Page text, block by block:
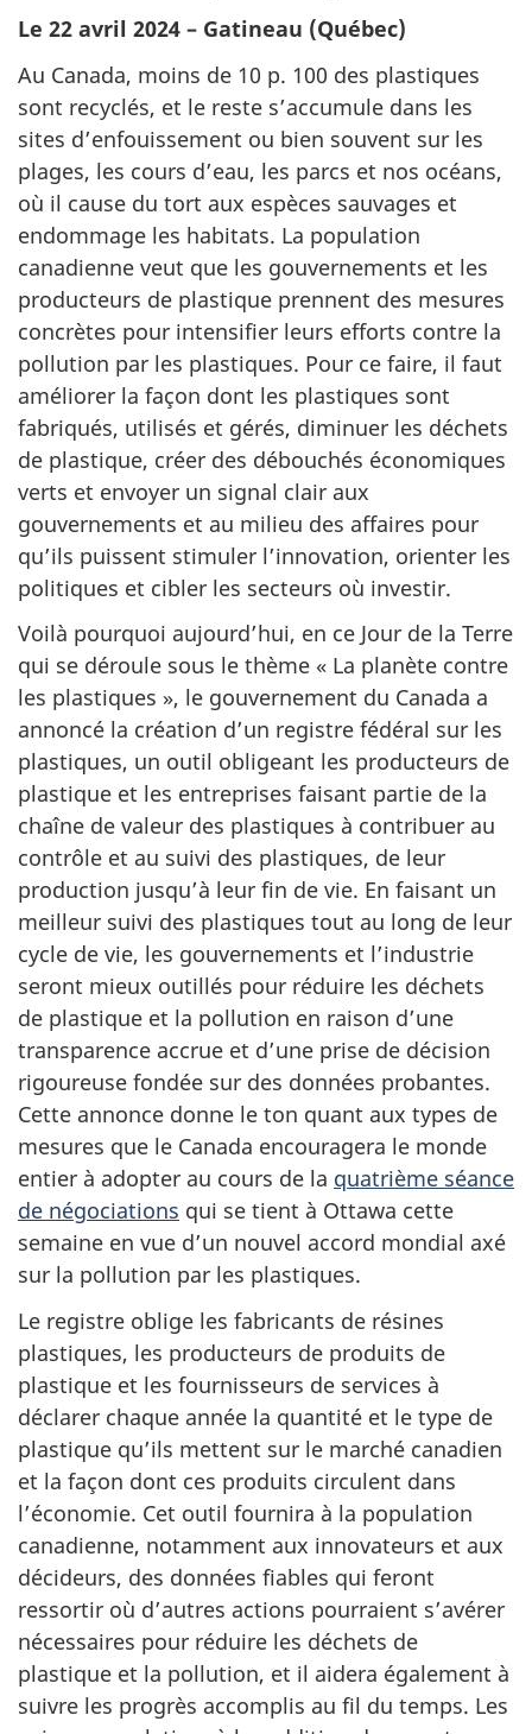
Le 22 avril 2024 – Gatineau (Québec)
Au Canada, moins de 10 p. 100 des plastiques
sont recyclés, et le reste s’accumule dans les
sites d’enfouissement ou bien souvent sur les
plages, les cours d’eau, les parcs et nos océans,
où il cause du tort aux espèces sauvages et
endommage les habitats. La population
canadienne veut que les gouvernements et les
producteurs de plastique prennent des mesures
concrètes pour intensifier leurs efforts contre la
pollution par les plastiques. Pour ce faire, il faut
améliorer la façon dont les plastiques sont
fabriqués, utilisés et gérés, diminuer les déchets
de plastique, créer des débouchés économiques
verts et envoyer un signal clair aux
gouvernements et au milieu des affaires pour
qu’ils puissent stimuler l’innovation, orienter les
politiques et cibler les secteurs où investir.
Voilà pourquoi aujourd’hui, en ce Jour de la Terre
qui se déroule sous le thème « La planète contre
les plastiques », le gouvernement du Canada a
annoncé la création d’un registre fédéral sur les
plastiques, un outil obligeant les producteurs de
plastique et les entreprises faisant partie de la
chaîne de valeur des plastiques à contribuer au
contrôle et au suivi des plastiques, de leur
production jusqu’à leur fin de vie. En faisant un
meilleur suivi des plastiques tout au long de leur
cycle de vie, les gouvernements et l’industrie
seront mieux outillés pour réduire les déchets
de plastique et la pollution en raison d’une
transparence accrue et d’une prise de décision
rigoureuse fondée sur des données probantes.
Cette annonce donne le ton quant aux types de
mesures que le Canada encouragera le monde
entier à adopter au cours de la quatrième séance
de négociations qui se tient à Ottawa cette
semaine en vue d’un nouvel accord mondial axé
sur la pollution par les plastiques.
Le registre oblige les fabricants de résines
plastiques, les producteurs de produits de
plastique et les fournisseurs de services à
déclarer chaque année la quantité et le type de
plastique qu’ils mettent sur le marché canadien
et la façon dont ces produits circulent dans
l’économie. Cet outil fournira à la population
canadienne, notamment aux innovateurs et aux
décideurs, des données fiables qui feront
ressortir où d’autres actions pourraient s’avérer
nécessaires pour réduire les déchets de
plastique et la pollution, et il aidera également à
suivre les progrès accomplis au fil du temps. Les